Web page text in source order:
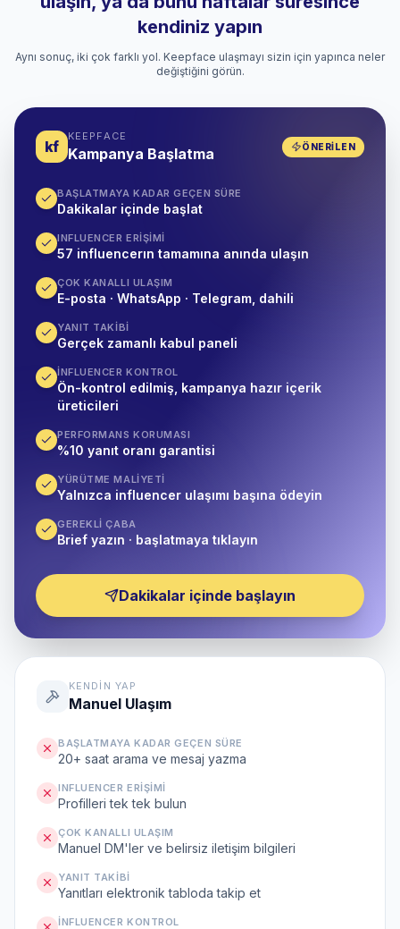
kendiniz yapın
Aynı sonuç, iki çok farklı yol. Keepface ulaşmayı sizin için yapınca neler
değiştiğini görün.
kf
KEEPFACE
Kampanya Başlatma ÖNERILEN
BAŞLATMAYA KADAR GEÇEN SÜRE
Dakikalar içinde başlat
INFLUENCER ERIŞIMI
57 influencerın tamamına anında ulaşın
ÇOK KANALLI ULAŞIM
E-posta · WhatsApp · Telegram, dahili
YANIT TAKIBI
Gerçek zamanlı kabul paneli
İNFLUENCER KONTROL
Ön-kontrol edilmiş, kampanya hazır içerik
üreticileri
PERFORMANS KORUMASI
%10 yanıt oranı garantisi
YÜRÜTME MALIYETI
Yalnızca influencer ulaşımı başına ödeyin
GEREKLI ÇABA
Brief yazın · başlatmaya tıklayın
Dakikalar içinde başlayın
KENDIN YAP
Manuel Ulaşım
BAŞLATMAYA KADAR GEÇEN SÜRE
20+ saat arama ve mesaj yazma
INFLUENCER ERIŞIMI
Profilleri tek tek bulun
ÇOK KANALLI ULAŞIM
Manuel DM'ler ve belirsiz iletişim bilgileri
YANIT TAKIBI
Yanıtları elektronik tabloda takip et
İNFLUENCER KONTROL